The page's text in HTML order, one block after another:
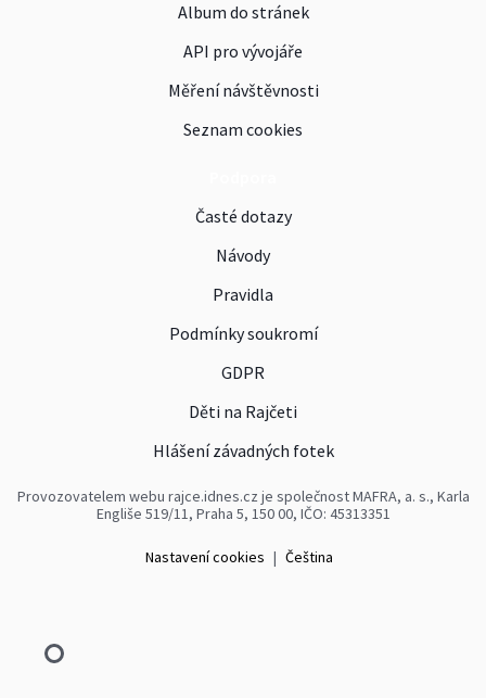
Album do stránek
API pro vývojáře
Měření návštěvnosti
Seznam cookies
Časté dotazy
Návody
Pravidla
Podmínky soukromí
GDPR
Děti na Rajčeti
Hlášení závadných fotek
Provozovatelem webu rajce.idnes.cz je společnost MAFRA, a. s., Karla
Engliše 519/11, Praha 5, 150 00, IČO: 45313351
Nastavení cookies | Čeština